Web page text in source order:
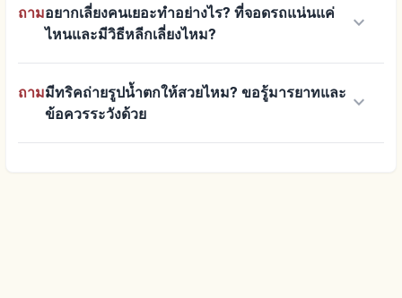
ถามอยากเลี่ยงคนเยอะทำอย่างไร? ที่จอดรถแน่นแค่
ไหนและมีวิธีหลีกเลี่ยงไหม?
keyboard_arrow_down
ถามมีทริคถ่ายรูปน้ำตกให้สวยไหม? ขอรู้มารยาทและ
ข้อควรระวังด้วย
keyboard_arrow_down